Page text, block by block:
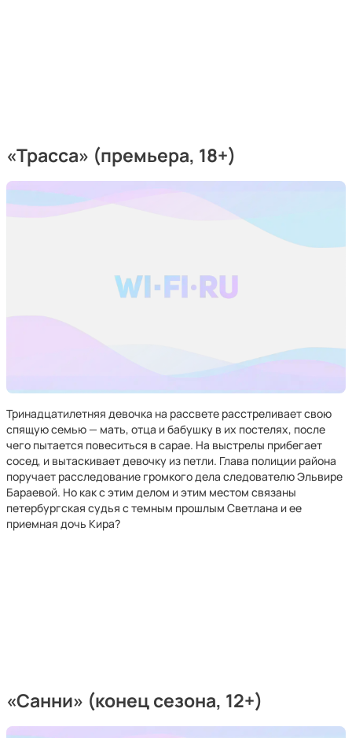
«Трасса» (премьера, 18+)
Тринадцатилетняя девочка на рассвете расстреливает свою
спящую семью — мать, отца и бабушку в их постелях, после
чего пытается повеситься в сарае. На выстрелы прибегает
сосед, и вытаскивает девочку из петли. Глава полиции района
поручает расследование громкого дела следователю Эльвире
Бараевой. Но как с этим делом и этим местом связаны
петербургская судья с темным прошлым Светлана и ее
приемная дочь Кира?
«Санни» (конец сезона, 12+)